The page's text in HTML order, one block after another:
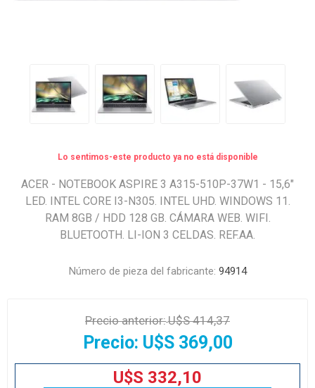
Lo sentimos-este producto ya no está disponible
ACER - NOTEBOOK ASPIRE 3 A315-510P-37W1 - 15,6"
LED. INTEL CORE I3-N305. INTEL UHD. WINDOWS 11.
RAM 8GB / HDD 128 GB. CÁMARA WEB. WIFI.
BLUETOOTH. LI-ION 3 CELDAS. REF.AA.
Número de pieza del fabricante: 94914
Precio anterior:U$S 414,37
Precio: U$S 369,00
U$S 332,10